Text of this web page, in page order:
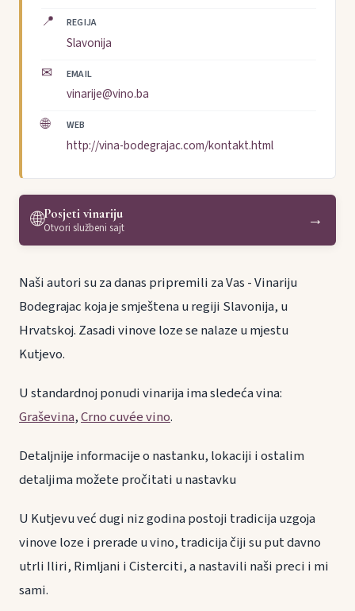
📍 REGIJA
Slavonija
✉ EMAIL
vinarije@vino.ba
🌐 WEB
http://vina-bodegrajac.com/kontakt.html
🌐Posjeti vinariju
Otvori službeni sajt →
Naši autori su za danas pripremili za Vas - Vinariju
Bodegrajac koja je smještena u regiji Slavonija, u
Hrvatskoj. Zasadi vinove loze se nalaze u mjestu
Kutjevo.
U standardnoj ponudi vinarija ima sledeća vina:
Graševina,Crno cuvée vino.
Detaljnije informacije o nastanku, lokaciji i ostalim
detaljima možete pročitati u nastavku
U Kutjevu već dugi niz godina postoji tradicija uzgoja
vinove loze i prerade u vino, tradicija čiji su put davno
utrli Iliri, Rimljani i Cisterciti, a nastavili naši preci i mi
sami.